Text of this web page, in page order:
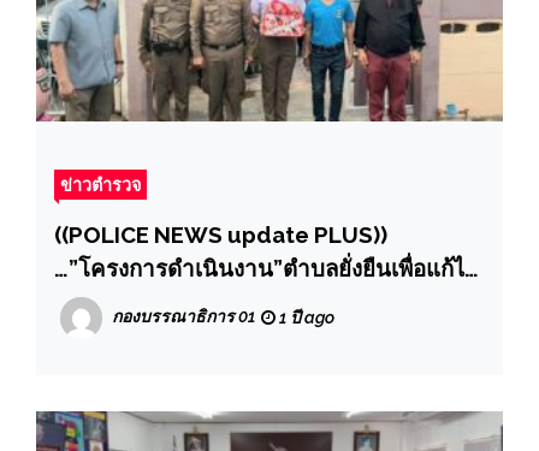
ข่าวตำรวจ
((POLICE NEWS update PLUS))
…”โครงการดำเนินงาน”ตำบลยั่งยืนเพื่อแก้ไข
ปัญหายาเสพติดแบบครบวงจร ตาม
ยุทธศาสตร์ชาติ” ปีงบประมาณ 2568
กองบรรณาธิการ 01 1 ปี ago